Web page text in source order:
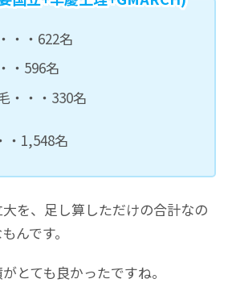
・・622名
・596名
・・・330名
1,548名
を、足し算しただけの合計なの
んです。
とても良かったですね。